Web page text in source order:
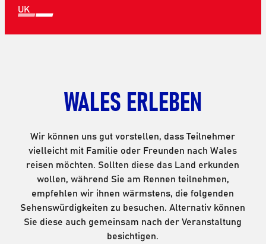
UK
WALES ERLEBEN
Wir können uns gut vorstellen, dass Teilnehmer
vielleicht mit Familie oder Freunden nach Wales
reisen möchten. Sollten diese das Land erkunden
wollen, während Sie am Rennen teilnehmen,
empfehlen wir ihnen wärmstens, die folgenden
Sehenswürdigkeiten zu besuchen. Alternativ können
Sie diese auch gemeinsam nach der Veranstaltung
besichtigen.